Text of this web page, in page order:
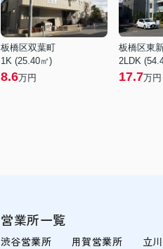
板橋区双葉町
1K (25.40㎡)
8.6万円
板橋区東
2LDK
17.7万円
営業所一覧
渋谷営業所
用賀営業所
立